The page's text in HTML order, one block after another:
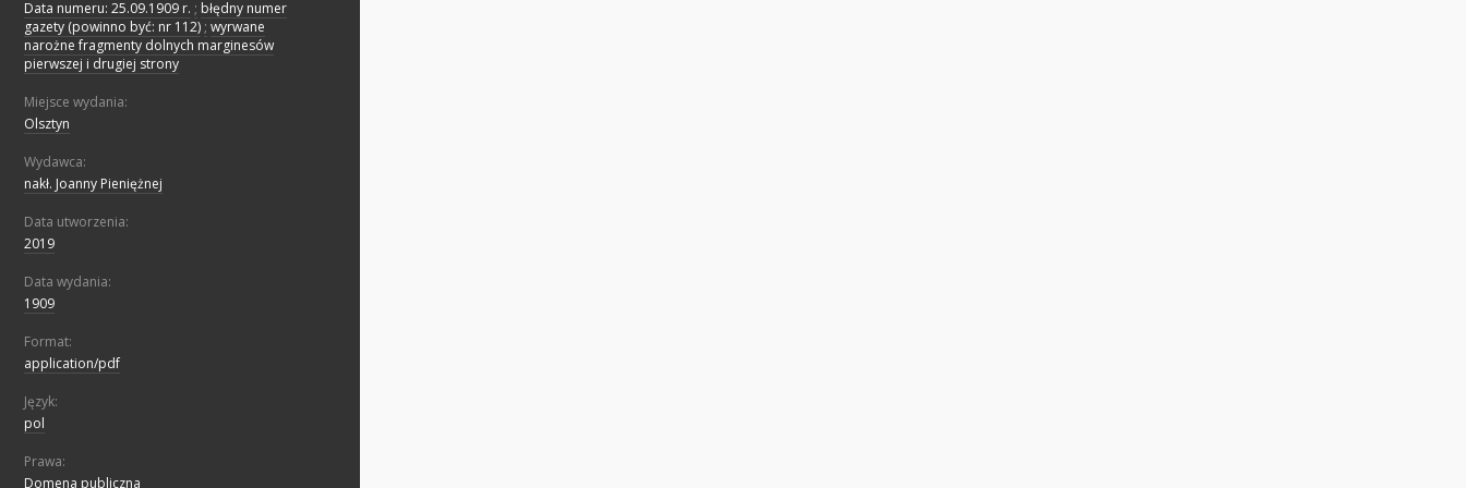
Data numeru: 25.09.1909 r. ; błędny numer
gazety (powinno być: nr 112) ; wyrwane
narożne fragmenty dolnych marginesów
pierwszej i drugiej strony
Miejsce wydania:
Olsztyn
Wydawca:
nakł. Joanny Pieniężnej
Data utworzenia:
2019
Data wydania:
1909
Format:
application/pdf
Język:
pol
Prawa:
Domena publiczna